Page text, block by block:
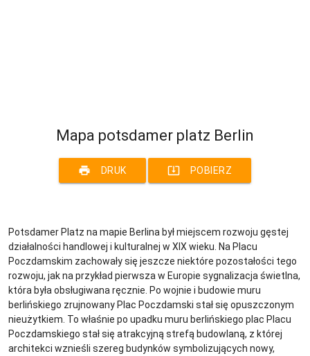
Mapa potsdamer platz Berlin
print DRUK system_update_alt POBIERZ
Potsdamer Platz na mapie Berlina był miejscem rozwoju gęstej
działalności handlowej i kulturalnej w XIX wieku. Na Placu
Poczdamskim zachowały się jeszcze niektóre pozostałości tego
rozwoju, jak na przykład pierwsza w Europie sygnalizacja świetlna,
która była obsługiwana ręcznie. Po wojnie i budowie muru
berlińskiego zrujnowany Plac Poczdamski stał się opuszczonym
nieużytkiem. To właśnie po upadku muru berlińskiego plac Placu
Poczdamskiego stał się atrakcyjną strefą budowlaną, z której
architekci wznieśli szereg budynków symbolizujących nowy,